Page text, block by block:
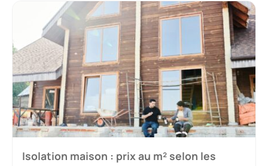
Isolation maison : prix au m² selon les